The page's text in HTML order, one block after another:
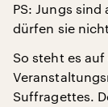
PS: Jungs
dürfen sie
So steht es
Suffragettes.